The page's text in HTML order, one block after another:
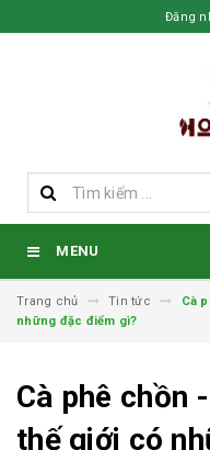
Đăng
MENU
Trang chủ Tin tức
Cà
những đặc điểm gì?
Cà phê chồn
thế giới có